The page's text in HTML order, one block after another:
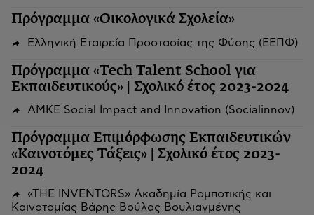
Πρόγραμμα «Οικολογικά Σχολεία»
Ελληνική Εταιρεία Προστασίας της Φύσης (ΕΕΠΦ)
Πρόγραμμα «Tech Talent School για
Εκπαιδευτικούς» | Σχολικό έτος 2023-2024
ΑΜΚΕ Social Impact and Innovation (Socialinnov)
Πρόγραμμα Επιμόρφωσης Εκπαιδευτικών
«Καινοτόμες Τάξεις» | Σχολικό έτος 2023-
2024
«THE INVENTORS» Ακαδημία Ρομποτικής και
Καινοτομίας Βάρης Βούλας Βουλιαγμένης